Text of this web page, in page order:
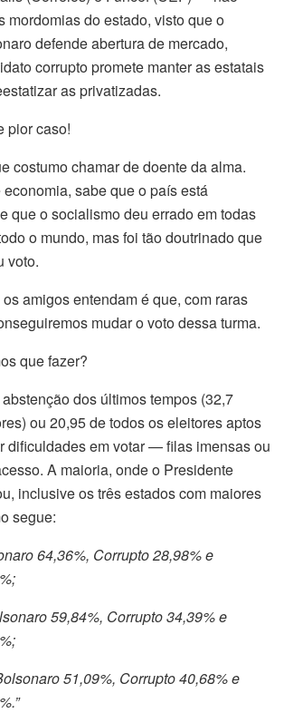
mordomias do estado, visto que o
defende abertura de mercado,
corrupto promete manter as estatais
as privatizadas.
pior caso!
costumo chamar de doente da alma.
sabe que o país está
que o socialismo deu errado em todas
o mundo, mas foi tão doutrinado que
voto.
amigos entendam é que, com raras
mudar o voto dessa turma.
que fazer?
dos últimos tempos (32,7
ou 20,95 de todos os eleitores aptos
dificuldades em votar — filas imensas ou
A maioria, onde o Presidente
inclusive os três estados com maiores
segue:
64,36%, Corrupto 28,98% e
59,84%, Corrupto 34,39% e
51,09%, Corrupto 40,68% e